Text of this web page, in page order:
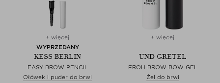
+ więcej
WYPRZEDANY
KESS BERLIN
EASY BROW PENCIL
Ołówek i puder do brwi
+ więcej
UND GRETEL
FROH BROW BOW GEL
Żel do brwi